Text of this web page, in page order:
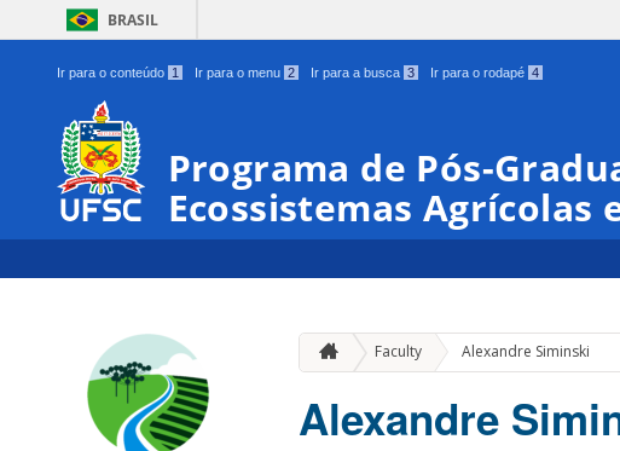
BRASIL
Ir para o conteúdo 1 Ir para o menu 2 Ir para a busca 3 Ir para o rodapé 4
Programa de Pós-
Ecossistemas Agrícolas
Faculty Alexandre Siminski
Alexandre